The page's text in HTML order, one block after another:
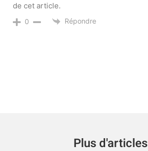
de cet article.
0 Répondre
Plus d'articles